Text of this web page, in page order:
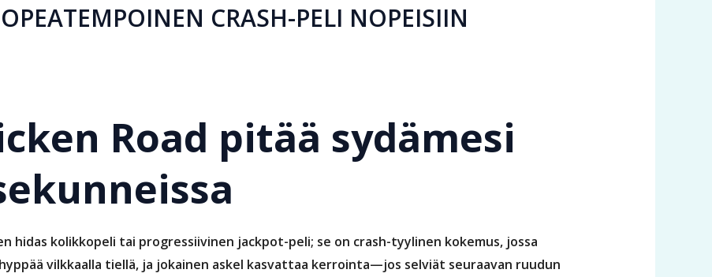
CRASH-PELI NOPEISIIN
Road pitää sydämesi
hidas kolikkopeli tai progressiivinen jackpot-peli; se on crash-tyylinen kokemus, jossa
vilkkaalla tiellä, ja jokainen askel kasvattaa kerrointa—jos selviät seuraavan ruudun